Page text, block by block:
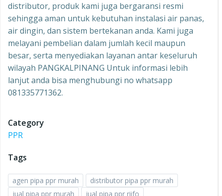
distributor, produk kami juga bergaransi resmi
sehingga aman untuk kebutuhan instalasi air panas,
air dingin, dan sistem bertekanan anda. Kami juga
melayani pembelian dalam jumlah kecil maupun
besar, serta menyediakan layanan antar keseluruh
wilayah PANGKALPINANG Untuk informasi lebih
lanjut anda bisa menghubungi no whatsapp
081335771362.
Category
PPR
Tags
agen pipa ppr murah
distributor pipa ppr murah
jual pipa ppr murah
jual pipa ppr riifo